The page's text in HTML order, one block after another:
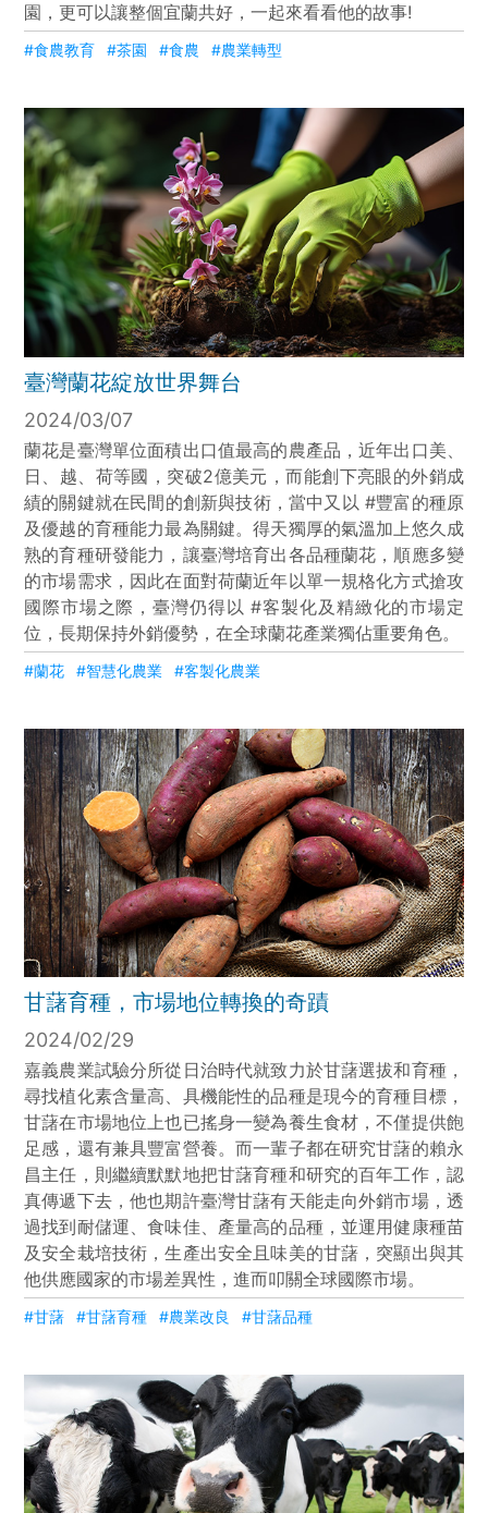
園，更可以讓整個宜蘭共好，一起來看看他的故事!
#食農教育 #茶園 #食農 #農業轉型
臺灣蘭花綻放世界舞台
2024/03/07
蘭花是臺灣單位面積出口值最高的農產品，近年出口美、
日、越、荷等國，突破2億美元，而能創下亮眼的外銷成
績的關鍵就在民間的創新與技術，當中又以 #豐富的種原
及優越的育種能力最為關鍵。得天獨厚的氣溫加上悠久成
熟的育種研發能力，讓臺灣培育出各品種蘭花，順應多變
的市場需求，因此在面對荷蘭近年以單一規格化方式搶攻
國際市場之際，臺灣仍得以 #客製化及精緻化的市場定
位，長期保持外銷優勢，在全球蘭花產業獨佔重要角色。
#蘭花 #智慧化農業 #客製化農業
甘藷育種，市場地位轉換的奇蹟
2024/02/29
嘉義農業試驗分所從日治時代就致力於甘藷選拔和育種，
尋找植化素含量高、具機能性的品種是現今的育種目標，
甘藷在市場地位上也已搖身一變為養生食材，不僅提供飽
足感，還有兼具豐富營養。而一輩子都在研究甘藷的賴永
昌主任，則繼續默默地把甘藷育種和研究的百年工作，認
真傳遞下去，他也期許臺灣甘藷有天能走向外銷市場，透
過找到耐儲運、食味佳、產量高的品種，並運用健康種苗
及安全栽培技術，生產出安全且味美的甘藷，突顯出與其
他供應國家的市場差異性，進而叩關全球國際市場。
#甘藷 #甘藷育種 #農業改良 #甘藷品種